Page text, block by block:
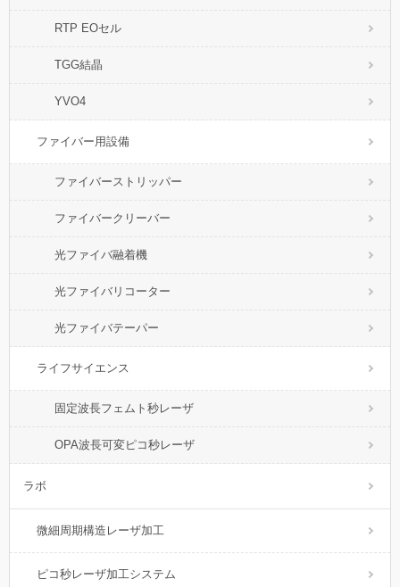
RTP EOセル
TGG結晶
YVO4
ファイバー用設備
ファイバーストリッパー
ファイバークリーバー
光ファイバ融着機
光ファイバリコーター
光ファイバテーパー
ライフサイエンス
固定波長フェムト秒レーザ
OPA波長可変ピコ秒レーザ
ラボ
微細周期構造レーザ加工
ピコ秒レーザ加工システム